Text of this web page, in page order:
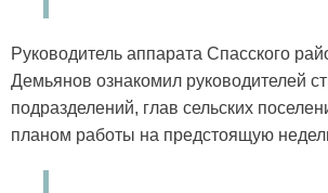
Руководитель аппарата Спасского
Демьянов ознакомил руководителей
подразделений, глав сельских
планом работы на предстоящую